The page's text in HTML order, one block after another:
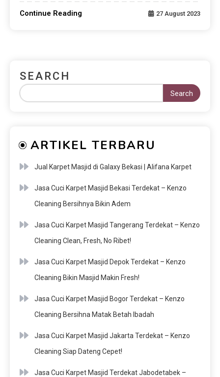
Continue Reading 27 August 2023
SEARCH
Search
ARTIKEL TERBARU
Jual Karpet Masjid di Galaxy Bekasi | Alifana Karpet
Jasa Cuci Karpet Masjid Bekasi Terdekat – Kenzo
Cleaning Bersihnya Bikin Adem
Jasa Cuci Karpet Masjid Tangerang Terdekat – Kenzo
Cleaning Clean, Fresh, No Ribet!
Jasa Cuci Karpet Masjid Depok Terdekat – Kenzo
Cleaning Bikin Masjid Makin Fresh!
Jasa Cuci Karpet Masjid Bogor Terdekat – Kenzo
Cleaning Bersihna Matak Betah Ibadah
Jasa Cuci Karpet Masjid Jakarta Terdekat – Kenzo
Cleaning Siap Dateng Cepet!
Jasa Cuci Karpet Masjid Terdekat Jabodetabek –